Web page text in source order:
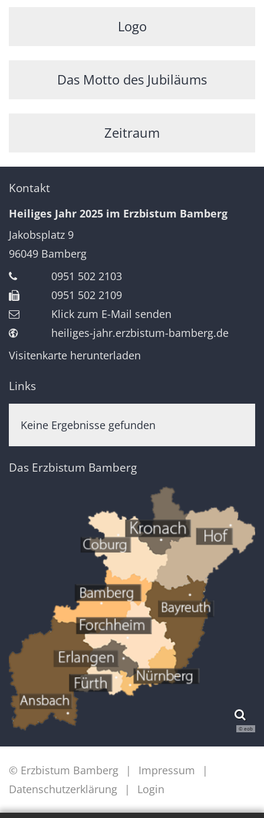
Logo
Das Motto des Jubiläums
Zeitraum
Kontakt
Heiliges Jahr 2025 im Erzbistum Bamberg
Jakobsplatz 9
96049 Bamberg
0951 502 2103
0951 502 2109
Klick zum E-Mail senden
heiliges-jahr.erzbistum-bamberg.de
Visitenkarte herunterladen
Links
Keine Ergebnisse gefunden
Das Erzbistum Bamberg
© eob
© Erzbistum Bamberg
Impressum
Datenschutzerklärung
Login